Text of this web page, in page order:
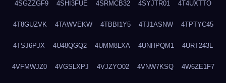
4SGZZGF9 4SHI3FUE 4SRMCB32 4SYJTR01 4T4UXTTO
4T8GUZVK 4TAWVEKW 4TBBI1Y5 4TJ1ASNW 4TPTYC45
4TSJ6PJX 4U48QGQ2 4UMM8LXA 4UNHPQM1 4URT243L
4VFMWJZ0 4VGSLXPJ 4VJZYO02 4VNW7KSQ 4W6ZE1F7